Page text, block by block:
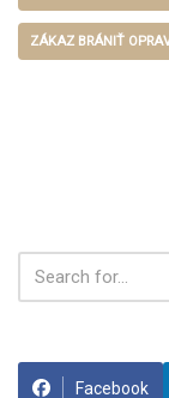
ZÁKAZ BRÁNIŤ
Facebook